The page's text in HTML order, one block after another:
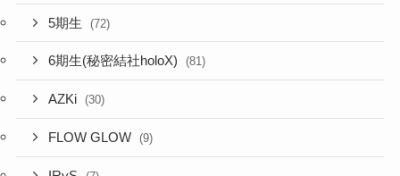
5期生 (72)
6期生(秘密結社holoX) (81)
AZKi (30)
FLOW GLOW (9)